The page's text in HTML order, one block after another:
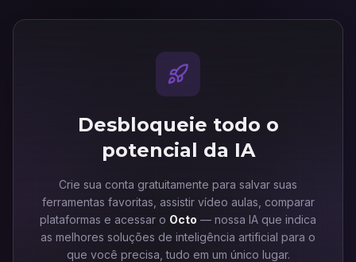
Desbloqueie todo o
potencial da IA
Crie sua conta gratuitamente para salvar suas
ferramentas favoritas, assistir vídeo aulas, comparar
plataformas e acessar o Octo — nossa IA que indica
as melhores soluções de inteligência artificial para o
que você precisa, tudo em um único lugar.